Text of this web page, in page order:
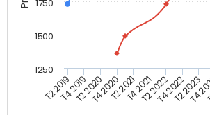
T2 2019T4 2019T2 2020T4 2020T2 2021T4 2021T2 2022T4 2022T2 2023
T4
1250
1500
1750